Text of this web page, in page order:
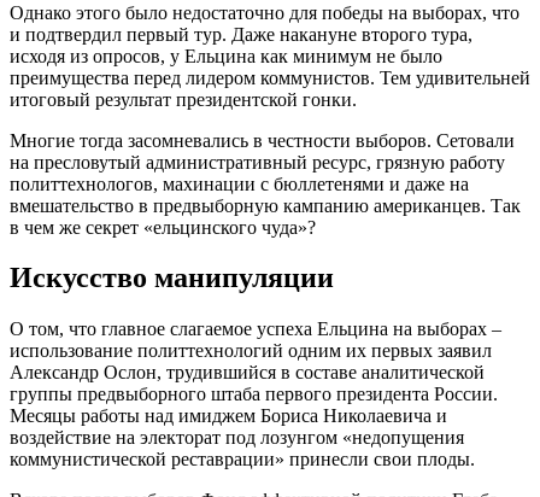
Однако этого было недостаточно для победы на выборах, что
и подтвердил первый тур. Даже накануне второго тура,
исходя из опросов, у Ельцина как минимум не было
преимущества перед лидером коммунистов. Тем удивительней
итоговый результат президентской гонки.
Многие тогда засомневались в честности выборов. Сетовали
на пресловутый административный ресурс, грязную работу
политтехнологов, махинации с бюллетенями и даже на
вмешательство в предвыборную кампанию американцев. Так
в чем же секрет «ельцинского чуда»?
Искусство манипуляции
О том, что главное слагаемое успеха Ельцина на выборах –
использование политтехнологий одним их первых заявил
Александр Ослон, трудившийся в составе аналитической
группы предвыборного штаба первого президента России.
Месяцы работы над имиджем Бориса Николаевича и
воздействие на электорат под лозунгом «недопущения
коммунистической реставрации» принесли свои плоды.